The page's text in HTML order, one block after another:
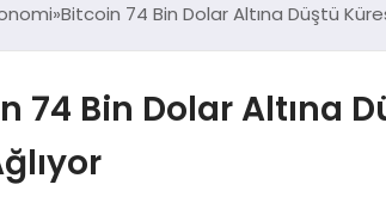
Bitcoin 74 Bin Dolar Altına Düştü
74 Bin Dolar Altına